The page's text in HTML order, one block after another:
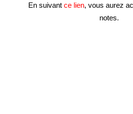
En suivant ce lien, vous aurez
notes.